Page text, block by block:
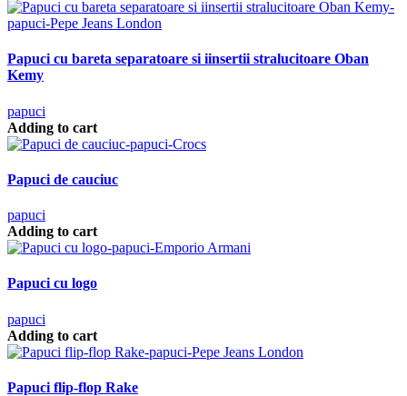
Papuci cu bareta separatoare si iinsertii stralucitoare Oban
Kemy
papuci
Adding to cart
Papuci de cauciuc
papuci
Adding to cart
Papuci cu logo
papuci
Adding to cart
Papuci flip-flop Rake